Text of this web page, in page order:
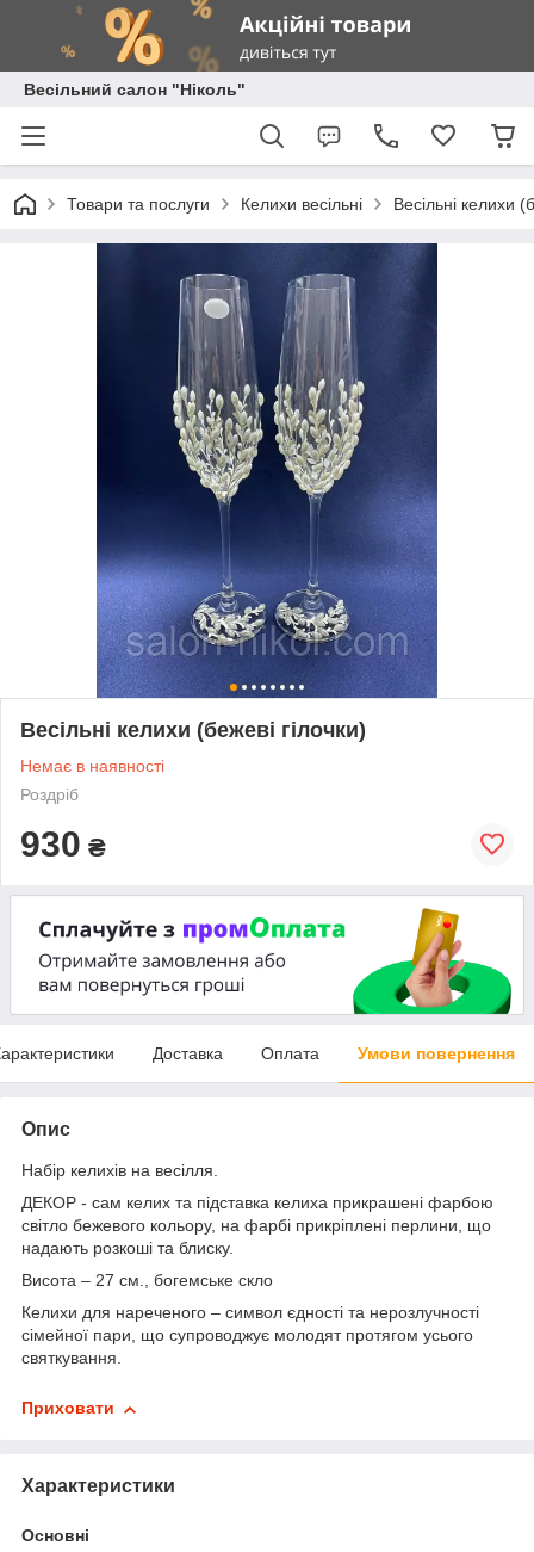
Весільний салон "Ніколь"
Товари та послуги Келихи весільні Весільні келихи
Весільні келихи (бежеві гілочки)
Немає в наявності
Роздріб
930 ₴
Доставка Оплата Умови повернення
Опис
Набір келихів на весілля.
ДЕКОР - сам келих та підставка келиха прикрашені фарбою
світло бежевого кольору, на фарбі прикріплені перлини, що
надають розкоші та блиску.
Висота – 27 см., богемське скло
Келихи для нареченого – символ єдності та нерозлучності
сімейної пари, що супроводжує молодят протягом усього
святкування.
Приховати
Характеристики
Основні